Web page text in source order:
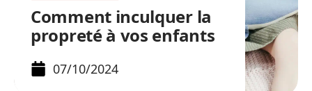
Comment inculquer la
propreté à vos enfants
07/10/2024